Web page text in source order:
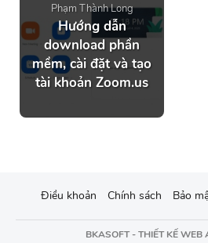
Phạm Thành Long
Hướng dẫn
download phần
mềm, cài đặt và tạo
tài khoản Zoom.us
Điều khoản Chính sách Bảo
BKASOFT - THIẾT KẾ WEB